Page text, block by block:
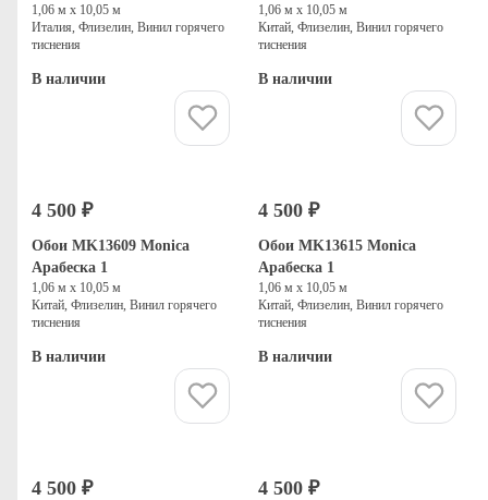
1,06 м х 10,05 м
Италия, Флизелин, Винил горячего
тиснения
В наличии
1,06 м х 10,05 м
Китай, Флизелин, Винил горячего
тиснения
В наличии
4 500 ₽
Обои MK13609 Monica
Арабеска 1
1,06 м х 10,05 м
Китай, Флизелин, Винил горячего
тиснения
В наличии
4 500 ₽
Обои MK13615 Monica
Арабеска 1
1,06 м х 10,05 м
Китай, Флизелин, Винил горячего
тиснения
В наличии
4 500 ₽ 4 500 ₽